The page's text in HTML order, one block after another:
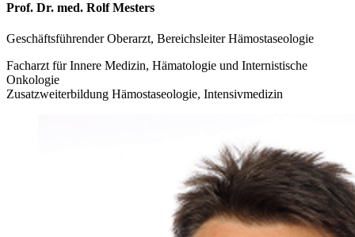
Prof. Dr. med. Rolf Mesters
Geschäftsführender Oberarzt, Bereichsleiter Hämostaseologie
Facharzt für Innere Medizin, Hämatologie und Internistische
Onkologie
Zusatzweiterbildung Hämostaseologie, Intensivmedizin